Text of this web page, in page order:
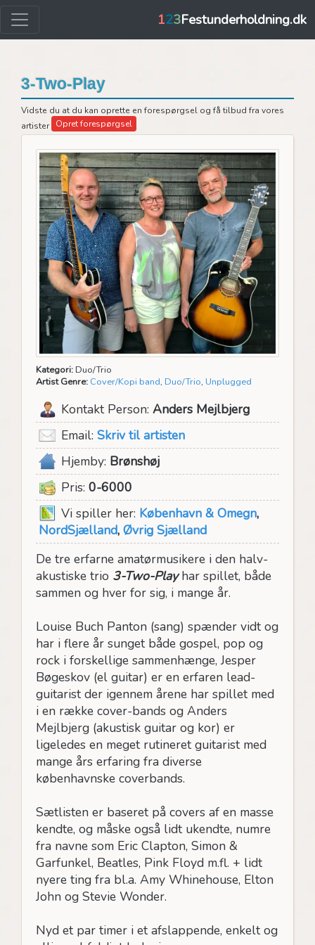
123Festunderholdning.dk
3-Two-Play
Vidste du at du kan oprette en forespørgsel og få tilbud fra vores
artister Opret forespørgsel
Kategori: Duo/Trio
Artist Genre: Cover/Kopi band, Duo/Trio, Unplugged
Kontakt Person: Anders Mejlbjerg
Email: Skriv til artisten
Hjemby: Brønshøj
Pris: 0-6000
Vi spiller her: København & Omegn,
NordSjælland, Øvrig Sjælland
De tre erfarne amatørmusikere i den halv-
akustiske trio 3-Two-Playhar spillet, både
sammen og hver for sig, i mange år.
Louise Buch Panton (sang) spænder vidt og
har i flere år sunget både gospel, pop og
rock i forskellige sammenhænge, Jesper
Bøgeskov (el guitar) er en erfaren lead-
guitarist der igennem årene har spillet med
i en række cover-bands og Anders
Mejlbjerg (akustisk guitar og kor) er
ligeledes en meget rutineret guitarist med
mange års erfaring fra diverse
københavnske coverbands.
Sætlisten er baseret på covers af en masse
kendte, og måske også lidt ukendte, numre
fra navne som Eric Clapton, Simon &
Garfunkel, Beatles, Pink Floyd m.fl. + lidt
nyere ting fra bl.a. Amy Whinehouse, Elton
John og Stevie Wonder.
Nyd et par timer i et afslappende, enkelt og